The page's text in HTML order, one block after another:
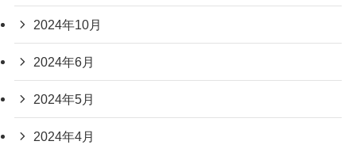
2024年10月
2024年6月
2024年5月
2024年4月